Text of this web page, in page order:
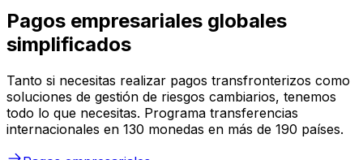
Pagos empresariales globales
simplificados
Tanto si necesitas realizar pagos transfronterizos como
soluciones de gestión de riesgos cambiarios, tenemos
todo lo que necesitas. Programa transferencias
internacionales en 130 monedas en más de 190 países.